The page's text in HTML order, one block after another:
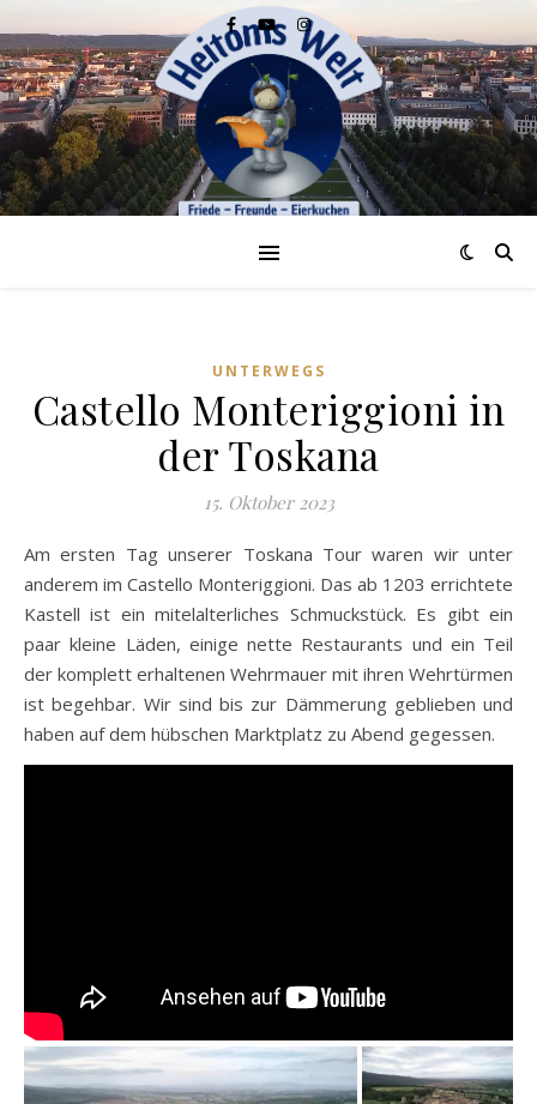
UNTERWEGS
Castello Monteriggioni in
der Toskana
15. Oktober 2023
Am ersten Tag unserer Toskana Tour waren wir unter
anderem im Castello Monteriggioni. Das ab 1203 errichtete
Kastell ist ein mitelalterliches Schmuckstück. Es gibt ein
paar kleine Läden, einige nette Restaurants und ein Teil
der komplett erhaltenen Wehrmauer mit ihren Wehrtürmen
ist begehbar. Wir sind bis zur Dämmerung geblieben und
haben auf dem hübschen Marktplatz zu Abend gegessen.